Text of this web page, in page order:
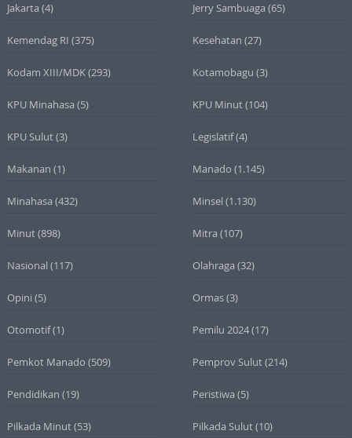
Jakarta (4) Jerry Sambuaga (65)
Kemendag RI (375) Kesehatan (27)
Kodam XIII/MDK(293) Kotamobagu (3)
KPU Minahasa (5) KPU Minut(104)
KPU Sulut(3) Legislatif(4)
Makanan (1) Manado (1.145)
Minahasa (432) Minsel (1.130)
Minut(898) Mitra (107)
Nasional (117) Olahraga (32)
Opini (5) Ormas(3)
Otomotif(1) Pemilu 2024(17)
Pemkot Manado (509) Pemprov Sulut(214)
Pendidikan (19) Peristiwa (5)
Pilkada Minut(53) Pilkada Sulut(10)